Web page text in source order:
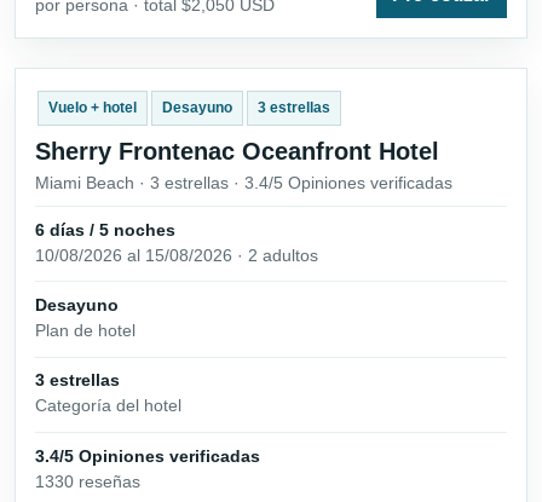
por persona · total $2,050 USD
Vuelo + hotel Desayuno 3 estrellas
Sherry Frontenac Oceanfront Hotel
Miami Beach · 3 estrellas · 3.4/5 Opiniones verificadas
6 días / 5 noches
10/08/2026 al 15/08/2026 · 2 adultos
Desayuno
Plan de hotel
3 estrellas
Categoría del hotel
3.4/5 Opiniones verificadas
1330 reseñas